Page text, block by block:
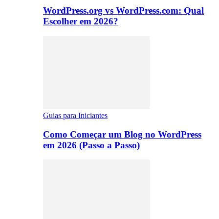
WordPress.org vs WordPress.com: Qual
Escolher em 2026?
Guias para Iniciantes
Como Começar um Blog no WordPress
em 2026 (Passo a Passo)